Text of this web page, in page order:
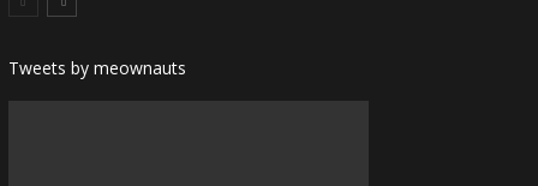
Tweets by meownauts